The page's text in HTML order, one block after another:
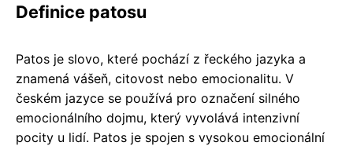
Definice patosu
Patos je slovo, které pochází z řeckého jazyka a
znamená vášeň, citovost nebo emocionalitu. V
českém jazyce se používá pro označení silného
emocionálního dojmu, který vyvolává intenzivní
pocity u lidí. Patos je spojen s vysokou emocionální